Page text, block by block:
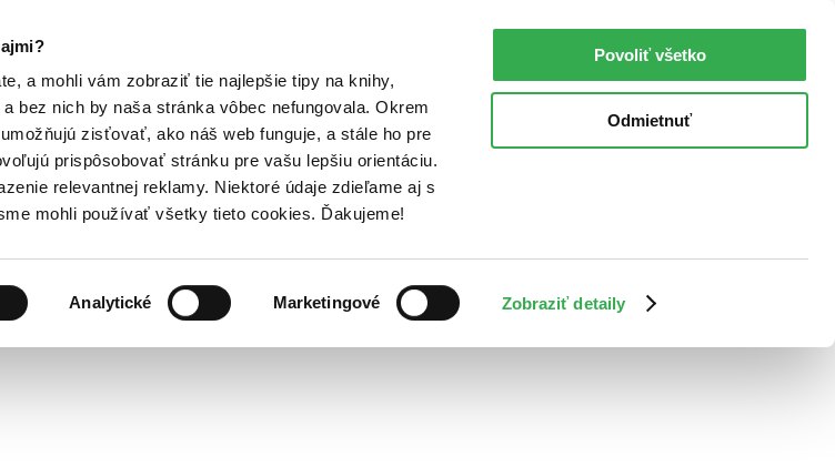
a mohli vám zobraziť tie najlepšie tipy na knihy,
bez nich by naša stránka vôbec nefungovala. Okrem
zisťovať, ako náš web funguje, a stále ho pre
prispôsobovať stránku pre vašu lepšiu orientáciu.
relevantnej reklamy. Niektoré údaje zdieľame aj s
mohli používať všetky tieto cookies. Ďakujeme!
Analytické Marketingové Zobraziť detaily
Povoliť všetko
Odmietnuť